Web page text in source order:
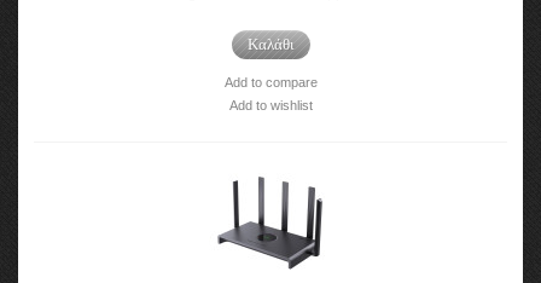
Καλάθι
Add to compare
Add to wishlist